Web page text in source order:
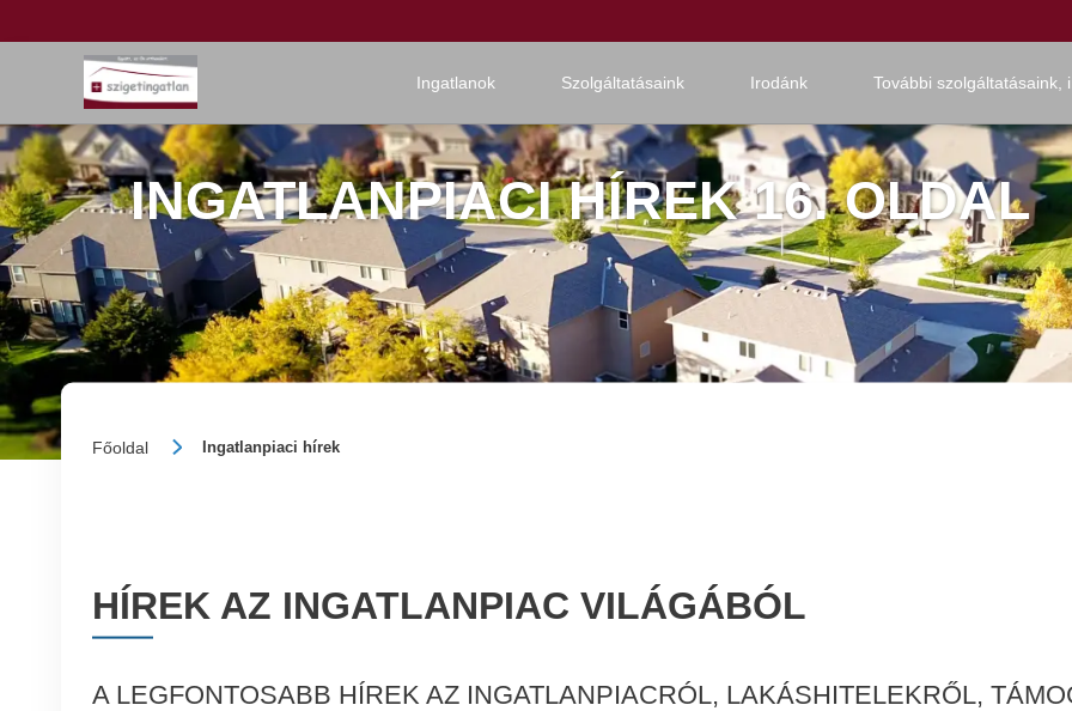
Ingatlanok Szolgáltatásaink Irodánk További szolgáltatásaink,
INGATLANPIACI HÍREK 16. OLDAL
Főoldal Ingatlanpiaci hírek
HÍREK AZ INGATLANPIAC VILÁGÁBÓL
A LEGFONTOSABB HÍREK AZ INGATLANPIACRÓL, LAKÁSHITELEKRŐL,